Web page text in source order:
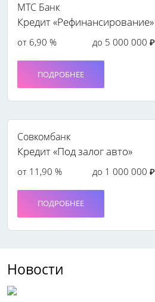
МТС Банк
Кредит «Рефинансирование»
от 6,90 % до 5 000 000 ₽
ПОДРОБНЕЕ
Совкомбанк
Кредит «Под залог авто»
от 11,90 % до 1 000 000 ₽
ПОДРОБНЕЕ
Новости